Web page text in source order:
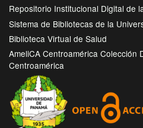
Repositorio Institucional Digital de
Sistema de Bibliotecas de la
Biblioteca Virtual de Salud
AmeliCA Centroamérica Colección
Centroamérica